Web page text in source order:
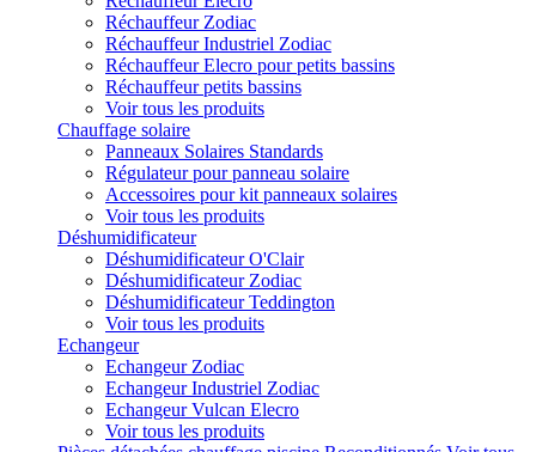
Réchauffeur Zodiac
Réchauffeur Industriel Zodiac
Réchauffeur Elecro pour petits bassins
Réchauffeur petits bassins
Voir tous les produits
Chauffage solaire
Panneaux Solaires Standards
Régulateur pour panneau solaire
Accessoires pour kit panneaux solaires
Voir tous les produits
Déshumidificateur
Déshumidificateur O'Clair
Déshumidificateur Zodiac
Déshumidificateur Teddington
Voir tous les produits
Echangeur
Echangeur Zodiac
Echangeur Industriel Zodiac
Echangeur Vulcan Elecro
Voir tous les produits